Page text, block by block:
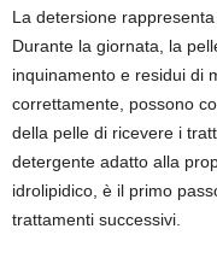
La detersione
Durante la giornata, la
inquinamento e residui di
correttamente, possono
della pelle di ricevere i
detergente adatto alla
idrolipidico, è il primo
trattamenti successivi.